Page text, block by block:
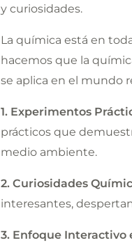
y curiosidades.
La química está en
hacemos que la
se aplica en el mundo
1. Experimentos
prácticos que
medio ambiente.
2. Curiosidades
interesantes,
3. Enfoque Interactivo